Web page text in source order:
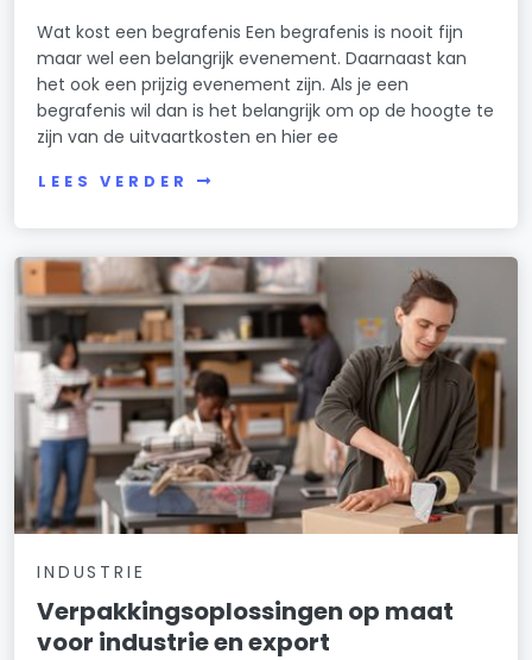
Wat kost een begrafenis Een begrafenis is nooit fijn
maar wel een belangrijk evenement. Daarnaast kan
het ook een prijzig evenement zijn. Als je een
begrafenis wil dan is het belangrijk om op de hoogte te
zijn van de uitvaartkosten en hier ee
LEES VERDER
INDUSTRIE
Verpakkingsoplossingen op maat
voor industrie en export